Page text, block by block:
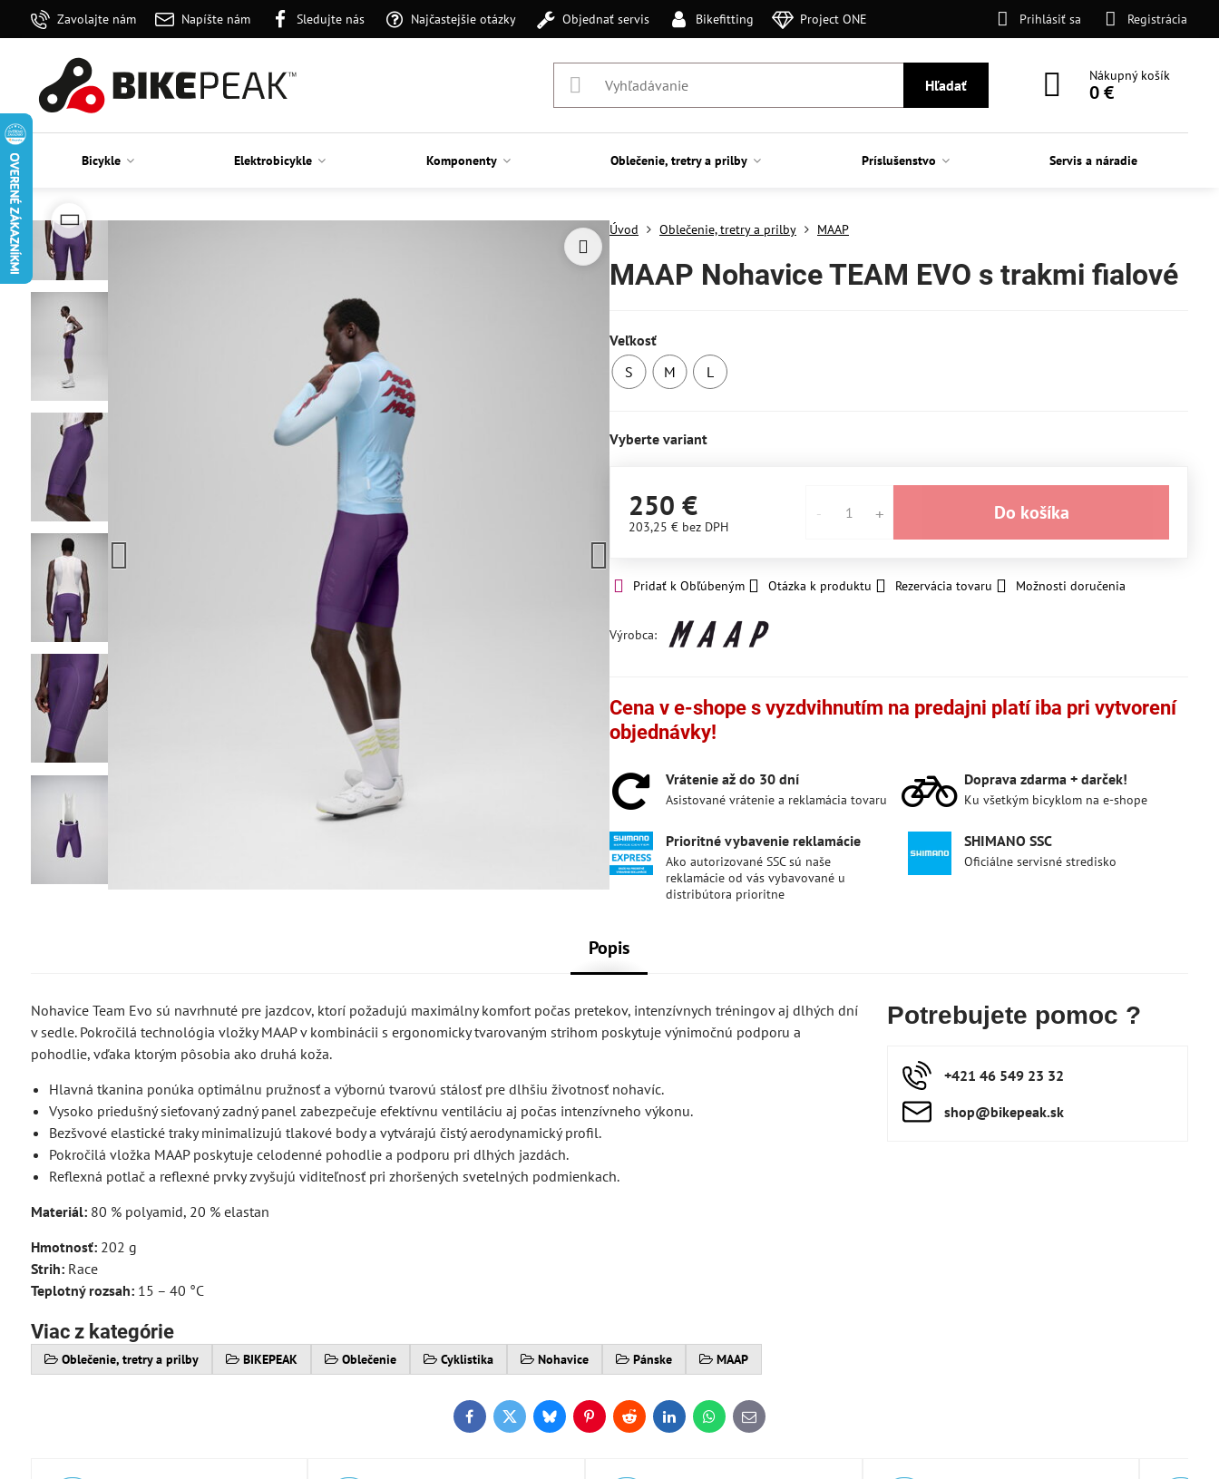
Zavolajte nám Napíšte nám Sledujte nás Najčastejšie otázky Objednať servis Bikefitting Project ONE Prihlásiť sa Registrácia
Hľadať
Nákupný košík
0 €
Bicykle Elektrobicykle Komponenty Oblečenie, tretry a prilby Príslušenstvo Servis a náradie
Úvod Oblečenie, tretry a prilby MAAP
MAAP Nohavice TEAM EVO s trakmi fialové
Veľkosť
S
M
L
Vyberte variant
250 €
203,25 € bez DPH
Do košíka
Pridať k Obľúbeným Otázka k produktu Rezervácia tovaru Možnosti doručenia
Výrobca:
Cena v e-shope s vyzdvihnutím na predajni platí iba pri vytvorení
objednávky!
Vrátenie až do 30 dní
Asistované vrátenie a reklamácia tovaru
Doprava zdarma + darček!
Ku všetkým bicyklom na e-shope
Prioritné vybavenie reklamácie
Ako autorizované SSC sú naše
reklamácie od vás vybavované u
distribútora prioritne
SHIMANO SSC
Oficiálne servisné stredisko
Popis
Nohavice Team Evo sú navrhnuté pre jazdcov, ktorí požadujú maximálny komfort počas pretekov, intenzívnych tréningov aj dlhých dní
v sedle. Pokročilá technológia vložky MAAP v kombinácii s ergonomicky tvarovaným strihom poskytuje výnimočnú podporu a
pohodlie, vďaka ktorým pôsobia ako druhá koža.
Hlavná tkanina ponúka optimálnu pružnosť a výbornú tvarovú stálosť pre dlhšiu životnosť nohavíc.
Vysoko priedušný sieťovaný zadný panel zabezpečuje efektívnu ventiláciu aj počas intenzívneho výkonu.
Bezšvové elastické traky minimalizujú tlakové body a vytvárajú čistý aerodynamický profil.
Pokročilá vložka MAAP poskytuje celodenné pohodlie a podporu pri dlhých jazdách.
Reflexná potlač a reflexné prvky zvyšujú viditeľnosť pri zhoršených svetelných podmienkach.
Materiál:80 % polyamid, 20 % elastan
Hmotnosť:202 g
Strih:Race
Teplotný rozsah:15 – 40 °C
Viac z kategórie
Oblečenie, tretry a prilby BIKEPEAK Oblečenie Cyklistika Nohavice Pánske MAAP
Potrebujete pomoc ?
+421 46 549 23 32
shop​@bikepeak​.sk
FacebookTwitterBlueskyPinterestRedditLinkedInWhatsApp
E-
mail